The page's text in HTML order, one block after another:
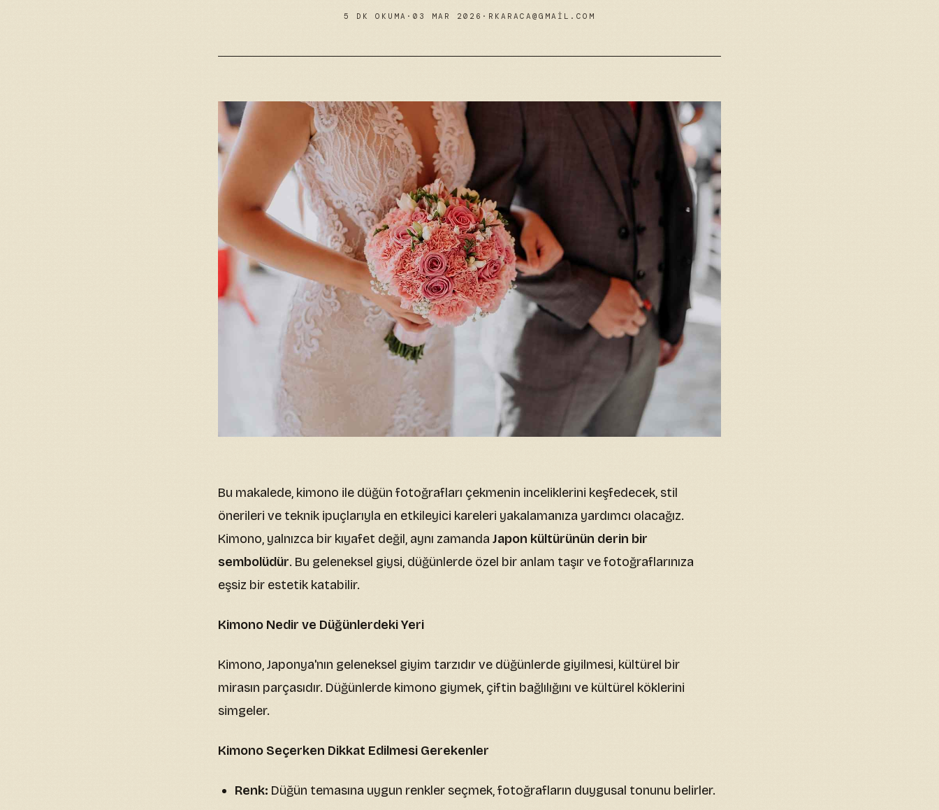
5 DK OKUMA ·03 MAR 2026 · RKARACA@GMAIL.COM
Bu makalede, kimono ile düğün fotoğrafları çekmenin inceliklerini keşfedecek, stil
önerileri ve teknik ipuçlarıyla en etkileyici kareleri yakalamanıza yardımcı olacağız.
Kimono, yalnızca bir kıyafet değil, aynı zamanda Japon kültürünün derin bir
sembolüdür. Bu geleneksel giysi, düğünlerde özel bir anlam taşır ve fotoğraflarınıza
eşsiz bir estetik katabilir.
Kimono Nedir ve Düğünlerdeki Yeri
Kimono, Japonya'nın geleneksel giyim tarzıdır ve düğünlerde giyilmesi, kültürel bir
mirasın parçasıdır. Düğünlerde kimono giymek, çiftin bağlılığını ve kültürel köklerini
simgeler.
Kimono Seçerken Dikkat Edilmesi Gerekenler
Renk: Düğün temasına uygun renkler seçmek, fotoğrafların duygusal tonunu belirler.